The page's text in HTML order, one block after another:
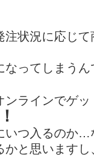
状況に応じ
なってしまう
ンラインでゲ
いつ入るのか
かと思いますし